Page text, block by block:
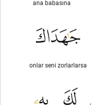
ana babasına
onlar seni zorlarlarsa